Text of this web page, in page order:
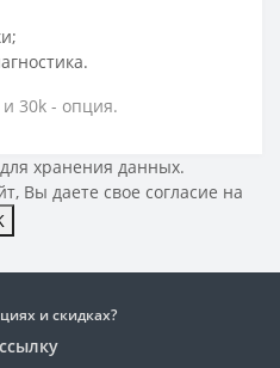
30k - опция.
хранения данных.
Вы даете свое согласие на
и скидках?